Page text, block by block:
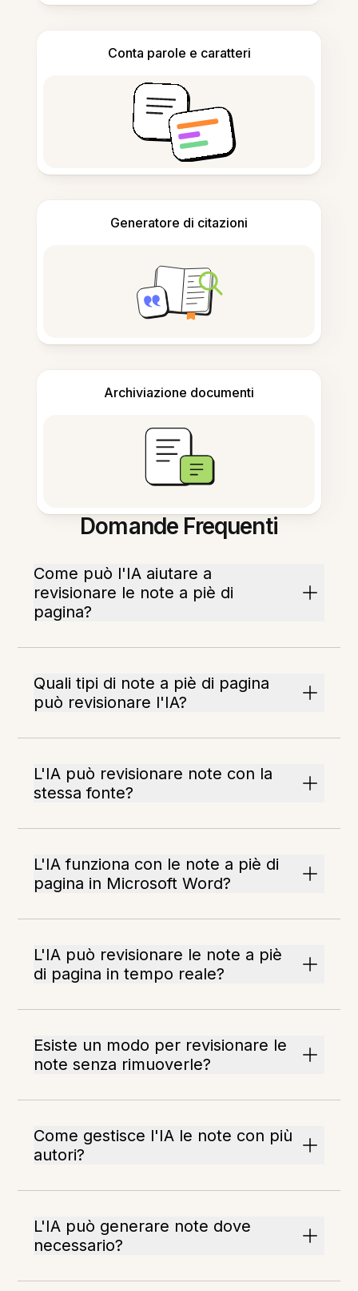
Conta parole e caratteri
Generatore di citazioni
Archiviazione documenti
Domande Frequenti
Come può l'IA aiutare a
revisionare le note a piè di
pagina?
Quali tipi di note a piè di pagina
può revisionare l'IA?
L'IA può revisionare note con la
stessa fonte?
L'IA funziona con le note a piè di
pagina in Microsoft Word?
L'IA può revisionare le note a piè
di pagina in tempo reale?
Esiste un modo per revisionare le
note senza rimuoverle?
Come gestisce l'IA le note con più
autori?
L'IA può generare note dove
necessario?